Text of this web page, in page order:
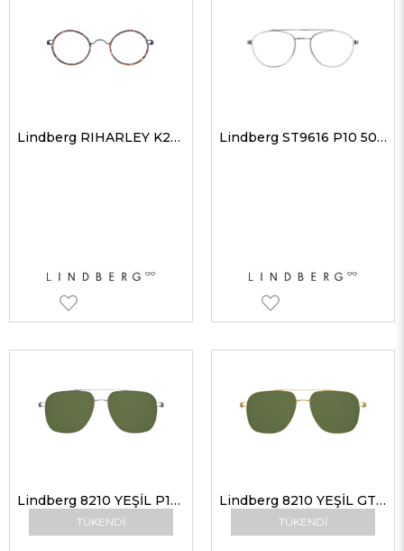
Lindberg RIHARLEY K204U13 43 Unisex Optik Gözlükler Lindberg ST9616 P10 50 Erkek Optik Gözlükler
TÜKENDI
Lindberg 8210 YEŞİL P10 55-15 Erkek Güneş Gözlükleri
TÜKENDI
Lindberg 8210 YEŞİL GT 55-15 OK Erkek Güneş Gözlükleri